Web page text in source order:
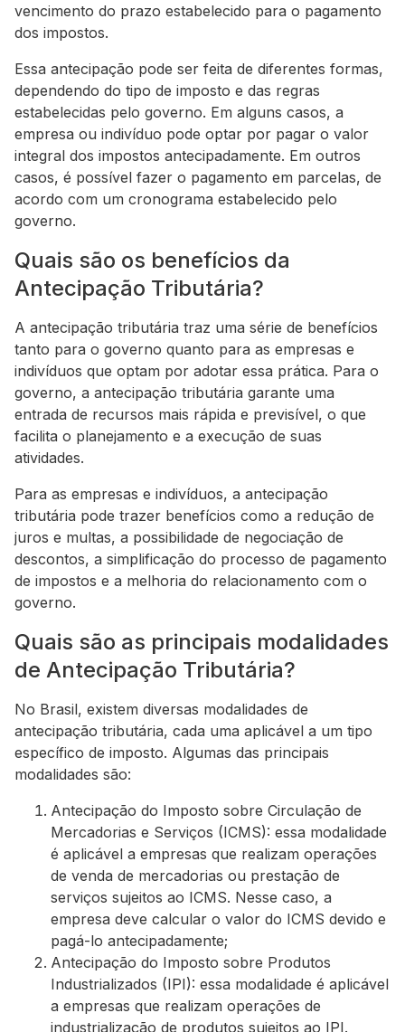
vencimento do prazo estabelecido para o pagamento
dos impostos.
Essa antecipação pode ser feita de diferentes formas,
dependendo do tipo de imposto e das regras
estabelecidas pelo governo. Em alguns casos, a
empresa ou indivíduo pode optar por pagar o valor
integral dos impostos antecipadamente. Em outros
casos, é possível fazer o pagamento em parcelas, de
acordo com um cronograma estabelecido pelo
governo.
Quais são os benefícios da
Antecipação Tributária?
A antecipação tributária traz uma série de benefícios
tanto para o governo quanto para as empresas e
indivíduos que optam por adotar essa prática. Para o
governo, a antecipação tributária garante uma
entrada de recursos mais rápida e previsível, o que
facilita o planejamento e a execução de suas
atividades.
Para as empresas e indivíduos, a antecipação
tributária pode trazer benefícios como a redução de
juros e multas, a possibilidade de negociação de
descontos, a simplificação do processo de pagamento
de impostos e a melhoria do relacionamento com o
governo.
Quais são as principais modalidades
de Antecipação Tributária?
No Brasil, existem diversas modalidades de
antecipação tributária, cada uma aplicável a um tipo
específico de imposto. Algumas das principais
modalidades são:
Antecipação do Imposto sobre Circulação de
Mercadorias e Serviços (ICMS): essa modalidade
é aplicável a empresas que realizam operações
de venda de mercadorias ou prestação de
serviços sujeitos ao ICMS. Nesse caso, a
empresa deve calcular o valor do ICMS devido e
pagá-lo antecipadamente;
Antecipação do Imposto sobre Produtos
Industrializados (IPI): essa modalidade é aplicável
a empresas que realizam operações de
industrialização de produtos sujeitos ao IPI.